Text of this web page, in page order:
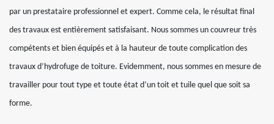
par un prestataire professionnel et expert. Comme cela, le résultat final
des travaux est entièrement satisfaisant. Nous sommes un couvreur très
compétents et bien équipés et à la hauteur de toute complication des
travaux d’hydrofuge de toiture. Evidemment, nous sommes en mesure de
travailler pour tout type et toute état d’un toit et tuile quel que soit sa
forme.